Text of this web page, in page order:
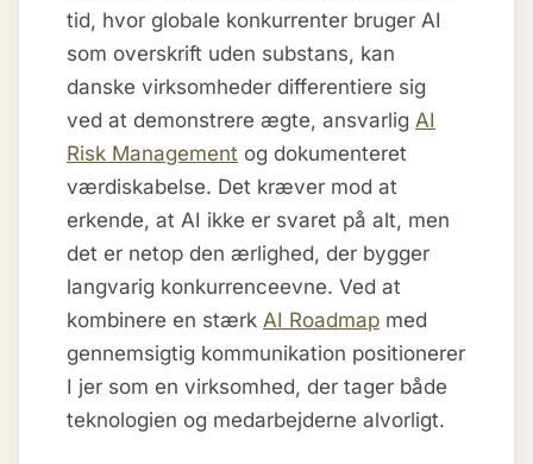
tid, hvor globale konkurrenter bruger AI
som overskrift uden substans, kan
danske virksomheder differentiere sig
ved at demonstrere ægte, ansvarlig AI
Risk Management og dokumenteret
værdiskabelse. Det kræver mod at
erkende, at AI ikke er svaret på alt, men
det er netop den ærlighed, der bygger
langvarig konkurrenceevne. Ved at
kombinere en stærk AI Roadmap med
gennemsigtig kommunikation positionerer
I jer som en virksomhed, der tager både
teknologien og medarbejderne alvorligt.